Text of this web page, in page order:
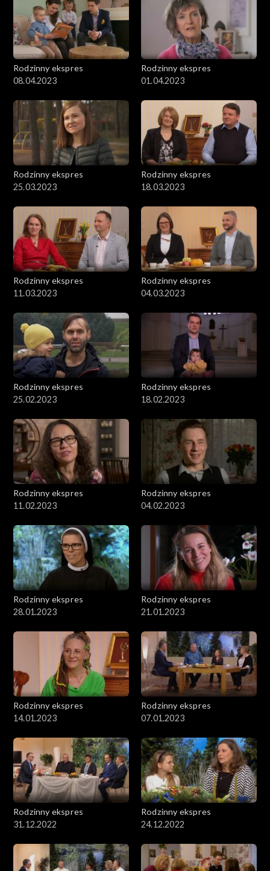
Rodzinny ekspres
08.04.2023
Rodzinny ekspres
01.04.2023
Rodzinny ekspres
25.03.2023
Rodzinny ekspres
18.03.2023
Rodzinny ekspres
11.03.2023
Rodzinny ekspres
04.03.2023
Rodzinny ekspres
25.02.2023
Rodzinny ekspres
18.02.2023
Rodzinny ekspres
11.02.2023
Rodzinny ekspres
04.02.2023
Rodzinny ekspres
28.01.2023
Rodzinny ekspres
21.01.2023
Rodzinny ekspres
14.01.2023
Rodzinny ekspres
07.01.2023
Rodzinny ekspres
31.12.2022
Rodzinny ekspres
24.12.2022